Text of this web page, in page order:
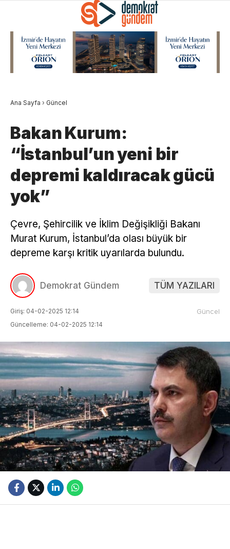
Ana Sayfa › Güncel
Bakan Kurum:
“İstanbul’un yeni bir
depremi kaldıracak gücü
yok”
Çevre, Şehircilik ve İklim Değişikliği Bakanı
Murat Kurum, İstanbul’da olası büyük bir
depreme karşı kritik uyarılarda bulundu.
Demokrat Gündem TÜM YAZILARI
Giriş: 04-02-2025 12:14
Güncelleme: 04-02-2025 12:14
Güncel